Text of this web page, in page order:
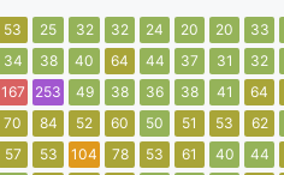
53 25 32 32 24 20 20 33
34 38 40 64 44 37 31 32
167 253 49 38 36 38 41 64
70 84 52 60 50 51 53 62
57 53 104 78 53 61 40 44